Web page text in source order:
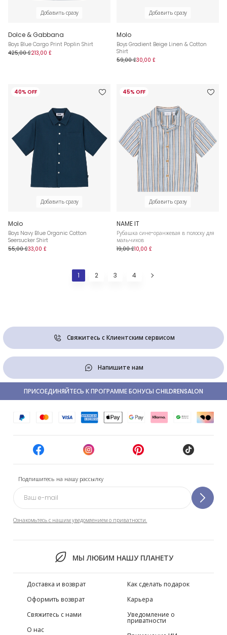
Добавить сразу
Dolce & Gabbana
Boys Blue Cargo Print Poplin Shirt
425,00 £213,00 £
Добавить сразу
Molo
Boys Gradient Beige Linen & Cotton
Shirt
59,00 £30,00 £
40% OFF
Добавить сразу
Molo
Boys Navy Blue Organic Cotton
Seersucker Shirt
55,00 £33,00 £
45% OFF
Добавить сразу
NAME IT
Рубашка сине-оранжевая в полоску для
мальчиков
19,00 £10,00 £
1 2 3 4
Свяжитесь с Клиентским сервисом
Напишите нам
Подпишитесь на нашу рассылку
Ознакомьтесь с нашим уведомлением о приватности.
МЫ ЛЮБИМ НАШУ ПЛАНЕТУ
ПРИСОЕДИНЯЙТЕСЬ К ПРОГРАММЕ БОНУСЫ CHILDRENSALON
Доставка и возврат
Оформить возврат
Свяжитесь с нами
О нас
Как сделать подарок
Карьера
Уведомление о
приватности